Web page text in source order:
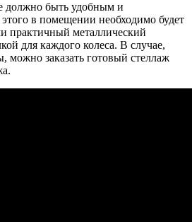
должно быть удобным и
в помещении необходимо будет
практичный металлический
для каждого колеса. В случае,
можно заказать готовый стеллаж